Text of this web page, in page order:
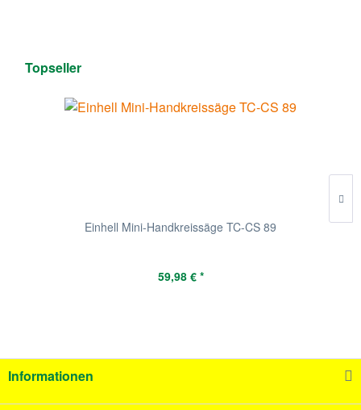
Topseller
Einhell Mini-Handkreissäge TC-CS 89
59,98 € *
Informationen